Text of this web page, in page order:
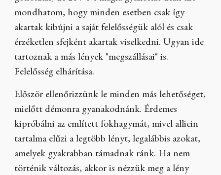
mondhatom, hogy minden esetben csak így
akartak kibújni a saját felelősségük alól és csak
érzéketlen sfejként akartak viselkedni. Ugyan ide
tartoznak a más lények "megszállásai" is.
Felelősség elhárítása.
Először ellenőrizzünk le minden más lehetőséget,
mielőtt démonra gyanakodnánk. Érdemes
kipróbálni az említett fokhagymát, mivel allicin
tartalma elűzi a legtöbb lényt, legalábbis azokat,
amelyek gyakrabban támadnak ránk. Ha nem
történik változás, akkor is nézzük meg a lény